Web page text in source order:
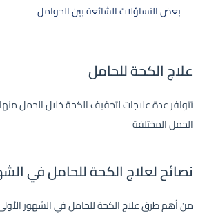
بعض التساؤلات الشائعة بين الحوامل
علاج الكحة للحامل
تتوافر عدة علاجات لتخفيف الكحة خلال الحمل
الحمل المختلفة
نصائح لعلاج الكحة للحامل في
من أهم طرق علاج الكحة للحامل في الشهور